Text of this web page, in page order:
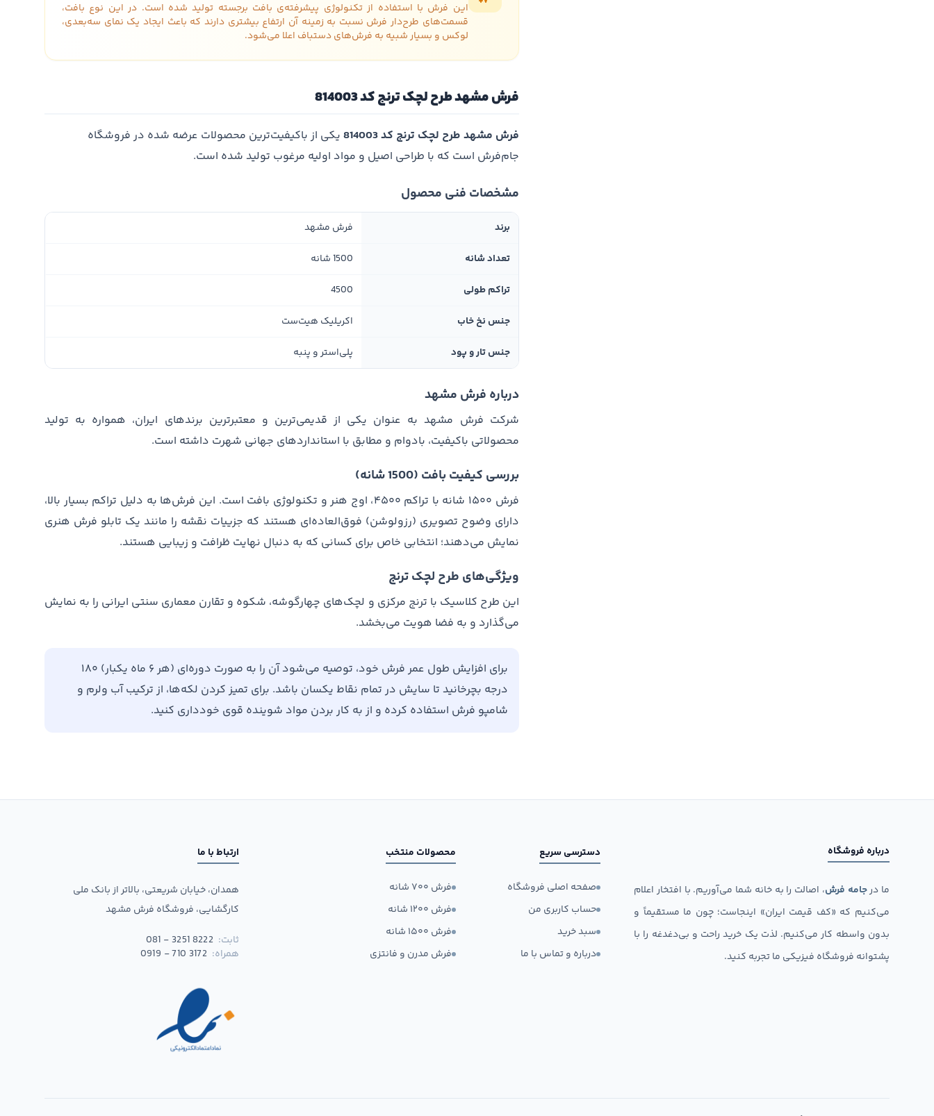
این فرش با استفاده از تکنولوژی پیشرفته‌ی بافت برجسته تولید شده است. در این نوع بافت،
قسمت‌های طرح‌دار فرش نسبت به زمینه آن ارتفاع بیشتری دارند که باعث ایجاد یک نمای سه‌بعدی،
لوکس و بسیار شبیه به فرش‌های دستباف اعلا می‌شود.
فرش مشهد طرح لچک ترنج کد 814003
فرش مشهد طرح لچک ترنج کد 814003
یکی از باکیفیت‌ترین محصولات عرضه شده در فروشگاه
جام‌فرش است که با طراحی اصیل و مواد اولیه مرغوب تولید شده است.
مشخصات فنی محصول
برند فرش مشهد
تعداد شانه 1500 شانه
تراکم طولی 4500
جنس نخ خاب اکریلیک هیت‌ست
جنس تار و پود پلی‌استر و پنبه
درباره فرش مشهد
شرکت فرش مشهد به عنوان یکی از قدیمی‌ترین و معتبرترین برندهای ایران، همواره به تولید
محصولاتی باکیفیت، بادوام و مطابق با استانداردهای جهانی شهرت داشته است.
بررسی کیفیت بافت (1500 شانه)
فرش ۱۵۰۰ شانه با تراکم ۴۵۰۰، اوج هنر و تکنولوژی بافت است. این فرش‌ها به دلیل تراکم بسیار بالا،
دارای وضوح تصویری (رزولوشن) فوق‌العاده‌ای هستند که جزییات نقشه را مانند یک تابلو فرش هنری
نمایش می‌دهند؛ انتخابی خاص برای کسانی که به دنبال نهایت ظرافت و زیبایی هستند.
ویژگی‌های طرح لچک ترنج
این طرح کلاسیک با ترنج مرکزی و لچک‌های چهارگوشه، شکوه و تقارن معماری سنتی ایرانی را به نمایش
می‌گذارد و به فضا هویت می‌بخشد.
برای افزایش طول عمر فرش خود، توصیه می‌شود آن را به صورت دوره‌ای (هر ۶ ماه یکبار) ۱۸۰
درجه بچرخانید تا سایش در تمام نقاط یکسان باشد. برای تمیز کردن لکه‌ها، از ترکیب آب ولرم و
شامپو فرش استفاده کرده و از به کار بردن مواد شوینده قوی خودداری کنید.
درباره فروشگاه
ما درجامه فرش، اصالت را به خانه شما می‌آوریم. با افتخار اعلام
می‌کنیم که «کف قیمت ایران» اینجاست؛ چون ما مستقیماً و
بدون واسطه کار می‌کنیم. لذت یک خرید راحت و بی‌دغدغه را با
پشتوانه فروشگاه فیزیکی ما تجربه کنید.
دسترسی سریع
صفحه اصلی فروشگاه
حساب کاربری من
سبد خرید
درباره و تماس با ما
محصولات منتخب
فرش ۷۰۰ شانه
فرش ۱۲۰۰ شانه
فرش ۱۵۰۰ شانه
فرش مدرن و فانتزی
ارتباط با ما
همدان، خیابان شریعتی، بالاتر از بانک ملی
کارگشایی، فروشگاه فرش مشهد
ثابت: 081 - 3251 8222
همراه: 0919 - 710 3172